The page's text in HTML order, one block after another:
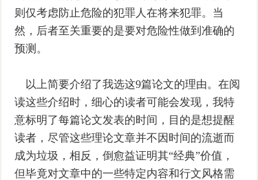
则仅考虑防止危险的犯罪人在将来犯罪。当
然，后者至关重要的是要对危险性做到准确的
预测。
以上简要介绍了我选这9篇论文的理由。在阅
读这些介绍时，细心的读者可能会发现，我特
意标明了每篇论文发表的时间，目的是想提醒
读者，尽管这些理论文章并不因时间的流逝而
成为垃圾，相反，倒愈益证明其“经典”价值，
但毕竟对文章中的一些特定内容和行文风格需